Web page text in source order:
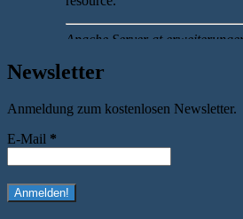
Newsletter
Anmeldung zum kostenlosen Newsletter.
E-Mail *